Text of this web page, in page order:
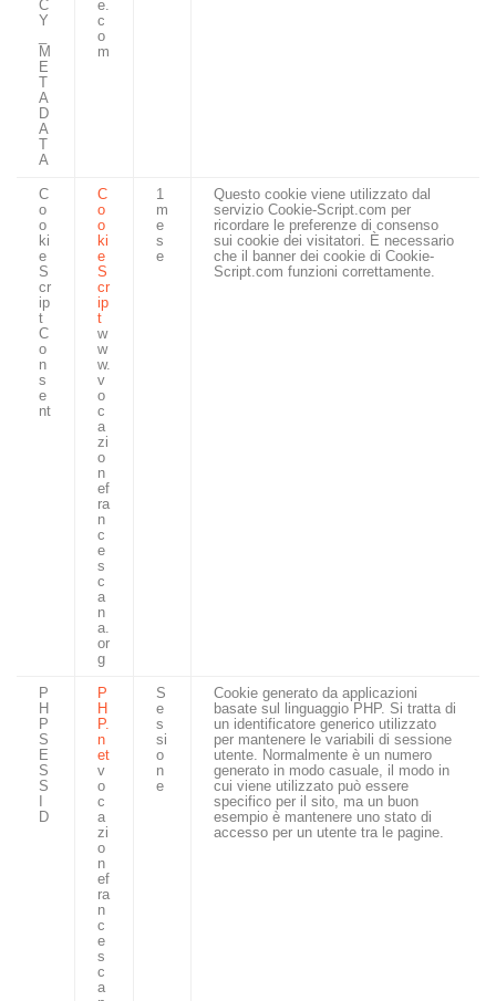
C
Y
M
E
T
A
D
A
T
A
e.
c
o
m
C
o
o
ki
e
S
cr
ip
t
C
o
n
s
e
nt
C
o
o
ki
e
S
cr
ip
t
w
w
w.
v
o
c
a
zi
o
n
ef
ra
n
c
e
s
c
a
n
a.
or
g
1
m
e
s
e
Questo cookie viene utilizzato dal
servizio Cookie-Script.com per
ricordare le preferenze di consenso
sui cookie dei visitatori. È necessario
che il banner dei cookie di Cookie-
Script.com funzioni correttamente.
P
H
P
S
E
S
S
D
P
H
P.
n
et
v
o
c
a
zi
o
n
ef
ra
n
c
e
s
c
a
S
e
s
si
o
n
e
Cookie generato da applicazioni
basate sul linguaggio PHP. Si tratta di
un identificatore generico utilizzato
per mantenere le variabili di sessione
utente. Normalmente è un numero
generato in modo casuale, il modo in
cui viene utilizzato può essere
specifico per il sito, ma un buon
esempio è mantenere uno stato di
accesso per un utente tra le pagine.